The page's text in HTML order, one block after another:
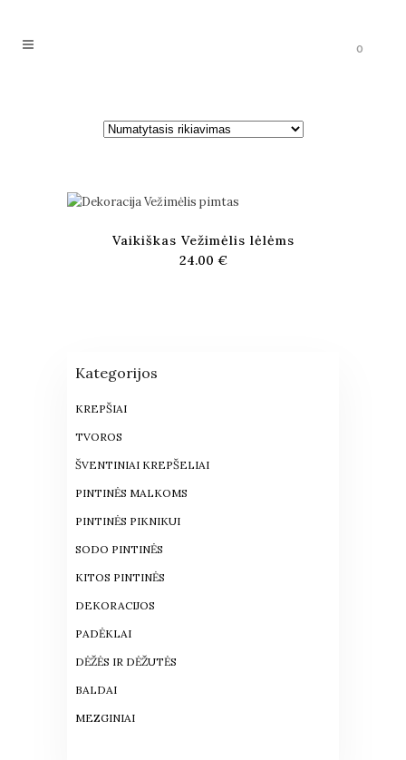
0
Vaikiškas Vežimėlis lėlėms
24.00 €
Kategorijos
KREPŠIAI
TVOROS
ŠVENTINIAI KREPŠELIAI
PINTINĖS MALKOMS
PINTINĖS PIKNIKUI
SODO PINTINĖS
KITOS PINTINĖS
DEKORACIJOS
PADĖKLAI
DĖŽĖS IR DĖŽUTĖS
BALDAI
MEZGINIAI